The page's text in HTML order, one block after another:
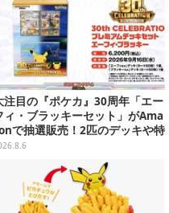
注目の『ポケカ』30周年「エー
ィ・ブラッキーセット」がAma
で抽選販売！2匹のデッキや特
カードを収録